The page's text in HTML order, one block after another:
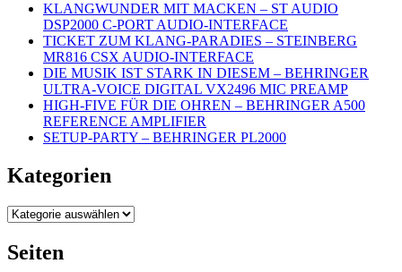
KLANGWUNDER MIT MACKEN – ST AUDIO
DSP2000 C-PORT AUDIO-INTERFACE
TICKET ZUM KLANG-PARADIES – STEINBERG
MR816 CSX AUDIO-INTERFACE
DIE MUSIK IST STARK IN DIESEM – BEHRINGER
ULTRA-VOICE DIGITAL VX2496 MIC PREAMP
HIGH-FIVE FÜR DIE OHREN – BEHRINGER A500
REFERENCE AMPLIFIER
SETUP-PARTY – BEHRINGER PL2000
Kategorien
Kategorien
Seiten